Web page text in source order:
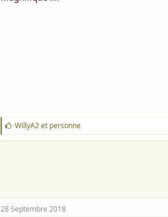
J
'
a
WillyA2et personne
28 Septembre 2018